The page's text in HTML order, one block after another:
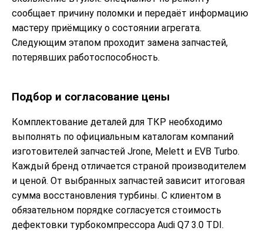
сообщает причину поломки и передаёт информацию
мастеру приёмщику о состоянии агрегата.
Следующим этапом проходит замена запчастей,
потерявших работоспособность.
Подбор и согласование цены
Комплектование деталей для ТКР необходимо
выполнять по официальным каталогам компаний
изготовителей запчастей Jrone, Melett и EVB Turbo.
Каждый бренд отличается страной производителем
и ценой. От выбранных запчастей зависит итоговая
сумма восстановления турбины. С клиентом в
обязательном порядке согласуется стоимость
дефектовки турбокомпрессора Audi Q7 3.0 TDI.